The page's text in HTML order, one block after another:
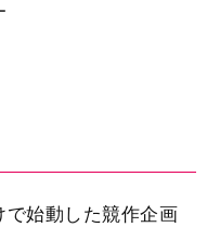
始動した競作企画